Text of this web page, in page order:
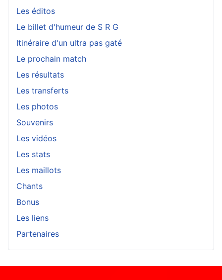
Les éditos
Le billet d'humeur de S R G
Itinéraire d'un ultra pas gaté
Le prochain match
Les résultats
Les transferts
Les photos
Souvenirs
Les vidéos
Les stats
Les maillots
Chants
Bonus
Les liens
Partenaires